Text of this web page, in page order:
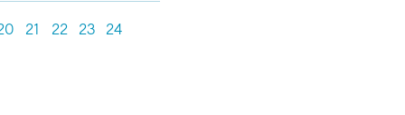
21 22 23 24